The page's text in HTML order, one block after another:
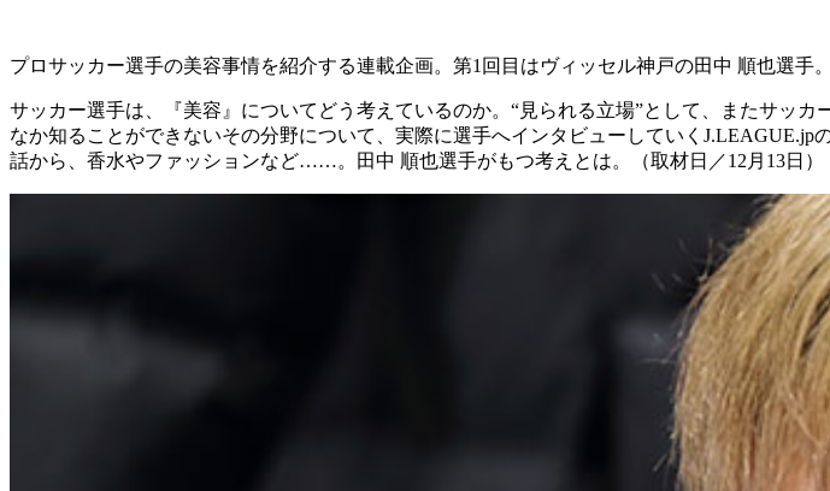
プロサッカー選手の美容事情を紹介する連載企画。第1回目はヴィッセル神戸の田中 順也選手
サッカー選手は、『美容』についてどう考えているのか。“見られる立場”として、またサ
なか知ることができないその分野について、実際に選手へインタビューしていくJ.LEAGUE.jp
話から、香水やファッションなど……。田中 順也選手がもつ考えとは。（取材日／12月13日）